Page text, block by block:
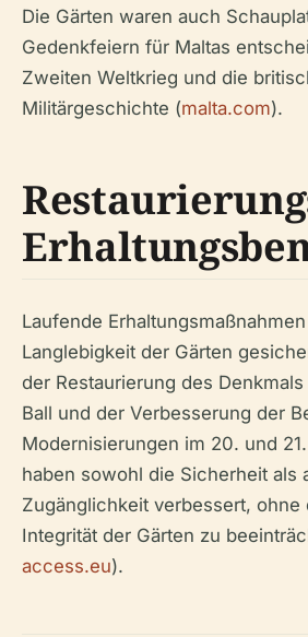
Die Gärten waren auch
Gedenkfeiern für Maltas
Zweiten Weltkrieg und die
Militärgeschichte (malta.com).
Laufende
Langlebigkeit der Gärten
der Restaurierung des
Ball und der Verbesserung der
Modernisierungen im 20. und
haben sowohl die Sicherheit als
Zugänglichkeit verbessert, ohne
Integrität der Gärten zu
access.eu).